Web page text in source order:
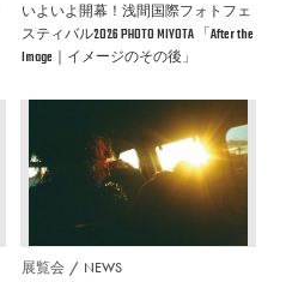
いよいよ開幕！浅間国際フォトフェ
スティバル2026 PHOTO MIYOTA 「After the
Image｜イメージのその後」
展覧会 NEWS